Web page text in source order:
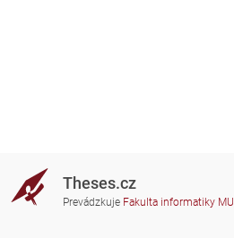
Theses.cz
Prevádzkuje Fakulta informatiky MU